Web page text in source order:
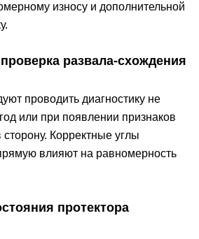
износу и дополнительной
развала-схождения
проводить диагностику не
или при появлении признаков
Корректные углы
влияют на равномерность
протектора